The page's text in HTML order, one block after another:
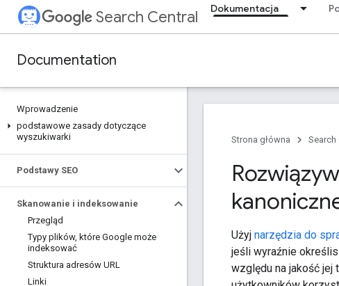
Search Central Dokumentacja
Documentation
Wprowadzenie
podstawowe zasady dotyczące
wyszukiwarki
Podstawy SEO
Skanowanie i indeksowanie
Przegląd
Typy plików, które Google może
indeksować
Struktura adresów URL
Linki
Strona główna Search
Użyj narzędzia do
jeśli wyraźnie
względu na jakość